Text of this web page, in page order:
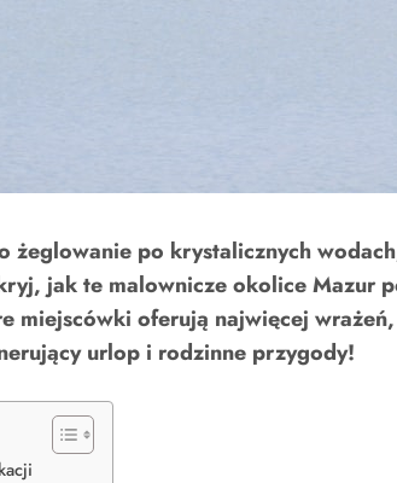
po krystalicznych
jak te malownicze okolice Mazur
miejscówki oferują najwięcej
urlop i rodzinne przygody!